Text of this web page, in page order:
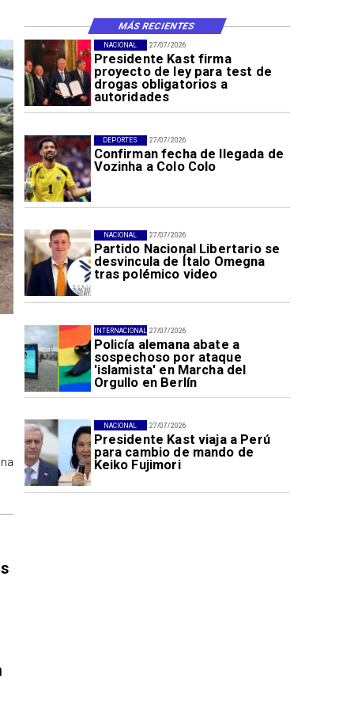
27/07/2026
Presidente Kast firma
proyecto de ley para test de
drogas obligatorios a
autoridades
NACIONAL
27/07/2026
Confirman fecha de llegada de
Vozinha a Colo Colo
DEPORTES
27/07/2026
Partido Nacional Libertario se
desvincula de Ítalo Omegna
tras polémico video
NACIONAL
27/07/2026
Policía alemana abate a
sospechoso por ataque
'islamista' en Marcha del
Orgullo en Berlín
INTERNACIONAL
27/07/2026
Presidente Kast viaja a Perú
para cambio de mando de
Keiko Fujimori
NACIONAL
MÁS RECIENTES